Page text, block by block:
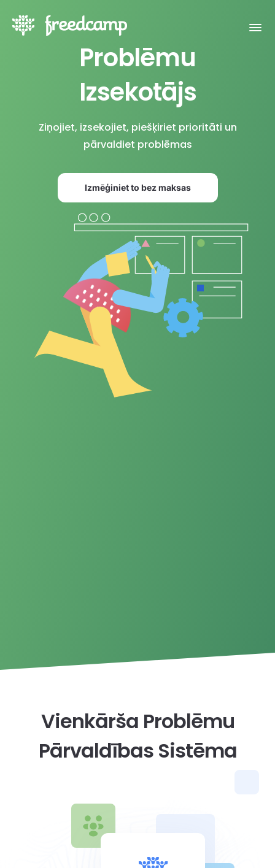
Problēmu
Izsekotājs
Ziņojiet, izsekojiet, piešķiriet prioritāti un
pārvaldiet problēmas
Izmēģiniet to bez maksas
Vienkārša Problēmu
Pārvaldības Sistēma